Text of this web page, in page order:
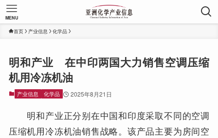
MENU
首页 产业信息 化学品
明和产业 在中印两国大力销售空调压缩
机用冷冻机油
产业信息 化学品 2025年8月21日
明和产业正分别在中国和印度采取不同的空调
压缩机用冷冻机油销售战略。该产品主要为房间空